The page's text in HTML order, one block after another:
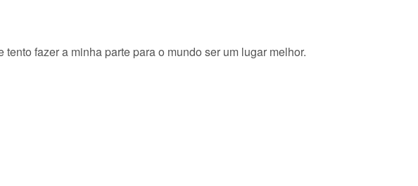
fazer a minha parte para o mundo ser um lugar melhor.